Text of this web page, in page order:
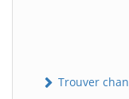
Trouver